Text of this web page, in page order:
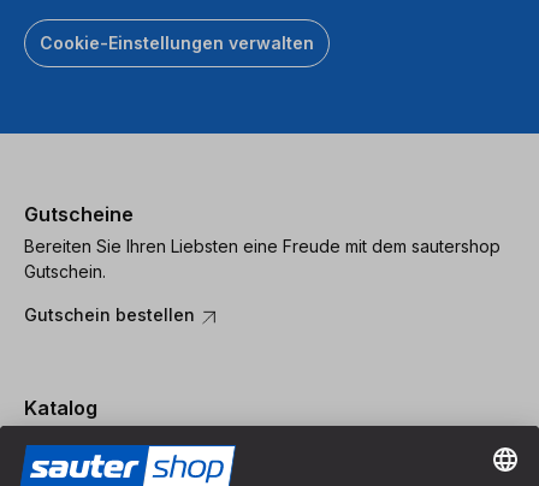
Cookie-Einstellungen verwalten
Gutscheine
Bereiten Sie Ihren Liebsten eine Freude mit dem sautershop
Gutschein.
Gutschein bestellen
Katalog
Bestellen Sie gratis den sautershop Katalog und entdecken
Sie unser komplettes Sortiment.